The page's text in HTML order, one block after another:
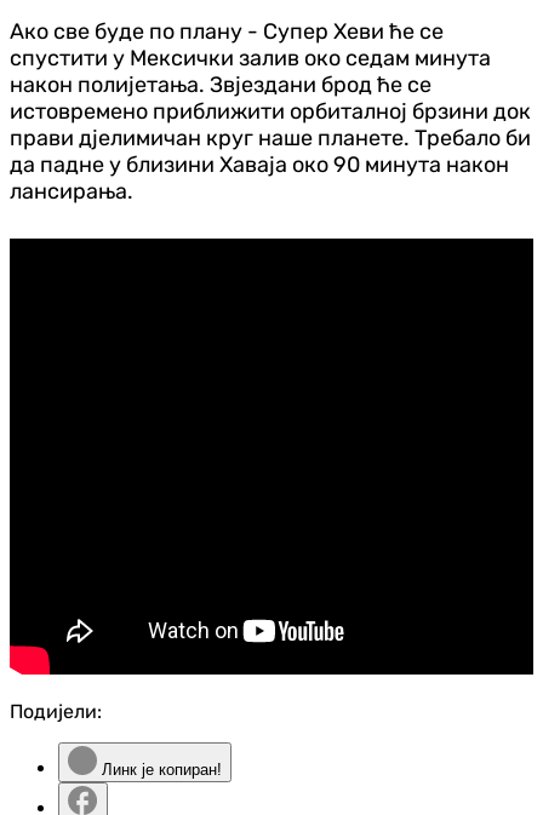
Ако све буде по плану - Супер Хеви ће се
спустити у Мексички залив око седам минута
након полијетања. Звјездани брод ће се
истовремено приближити орбиталној брзини док
прави дјелимичан круг наше планете. Требало би
да падне у близини Хаваја око 90 минута након
лансирања.
Подијели:
Линк је копиран!